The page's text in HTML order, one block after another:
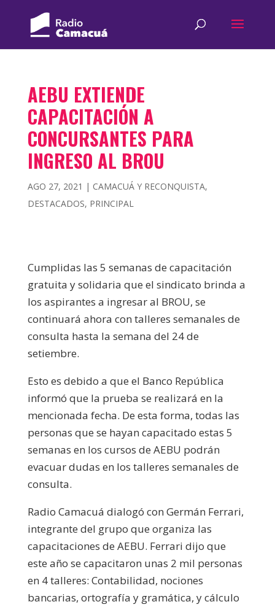
AEBU EXTIENDE
CAPACITACIÓN A
CONCURSANTES PARA
INGRESO AL BROU
AGO 27, 2021 | CAMACUÁ Y RECONQUISTA,
DESTACADOS, PRINCIPAL
Cumplidas las 5 semanas de capacitación
gratuita y solidaria que el sindicato brinda a
los aspirantes a ingresar al BROU, se
continuará ahora con talleres semanales de
consulta hasta la semana del 24 de
setiembre.
Esto es debido a que el Banco República
informó que la prueba se realizará en la
mencionada fecha. De esta forma, todas las
personas que se hayan capacitado estas 5
semanas en los cursos de AEBU podrán
evacuar dudas en los talleres semanales de
consulta.
Radio Camacuá dialogó con Germán Ferrari,
integrante del grupo que organiza las
capacitaciones de AEBU. Ferrari dijo que
este año se capacitaron unas 2 mil personas
en 4 talleres: Contabilidad, nociones
bancarias, ortografía y gramática, y cálculo